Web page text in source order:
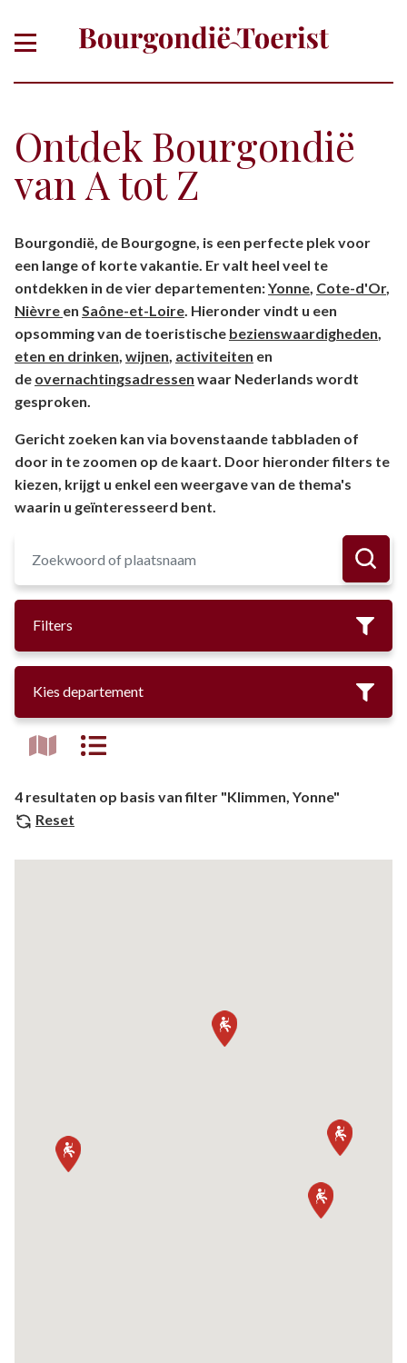
Ontdek Bourgondië
van A tot Z
departement
Bourgondië, de Bourgogne, is een perfecte plek voor
een lange of korte vakantie. Er valt heel veel te
ontdekken in de vier departementen:Yonne, Cote-d'Or,
Nièvre en Saône-et-Loire. Hieronder vindt u een
opsomming van de toeristische bezienswaardigheden,
eten en drinken, wijnen, activiteiten en
de overnachtingsadressen waar Nederlands wordt
gesproken.
Gericht zoeken kan via bovenstaande tabbladen of
door in te zoomen op de kaart. Door hieronder filters te
kiezen, krijgt u enkel een weergave van de thema's
waarin u geïnteresseerd bent.
Filters
Kies departement
4 resultaten op basis van filter "Klimmen, Yonne"
Reset